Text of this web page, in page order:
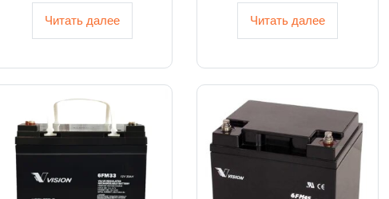
Читать далее Читать далее